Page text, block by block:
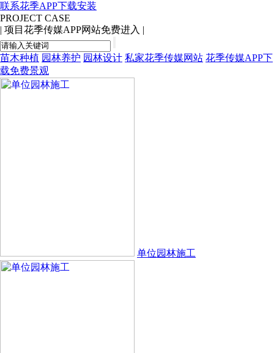
联系花季APP下载安装
PROJECT CASE
| 项目花季传媒APP网站免费进入 |
苗木种植 园林养护 园林设计 私家花季传媒网站 花季传媒APP下
载免费景观
单位园林施工